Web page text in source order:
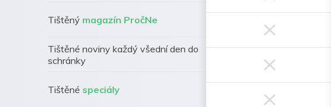
Tištěný magazín PročNe
Tištěné noviny každý všední den do
schránky
Tištěné speciály